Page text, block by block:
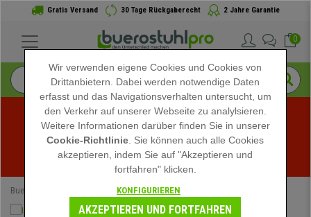
Gratis Versand 30 Tage Rückgaberecht 2 Jahre Garantie
0
Sommerschlussverkauf bei buerostuhlpro! Exklusive
Rabatte für kurze Zeit - Aktion ansehen -
Buerostuhlpro SEO Kategorie Wartezimmer Stühle
Wir verwenden eigene Cookies und Cookies von
Drittanbietern. Dabei werden notwendige Daten
erfasst und das Navigationsverhalten untersucht, um
den Verkehr auf unserer Webseite zu analylsieren.
Weitere Informationen darüber finden Sie in unserer
Cookie-Richtlinie . Sie können auch alle Cookies
akzeptieren, indem Sie auf "Akzeptieren und
fortfahren" klicken.
KONFIGURIEREN
AKZEPTIEREN UND FORTFAHREN